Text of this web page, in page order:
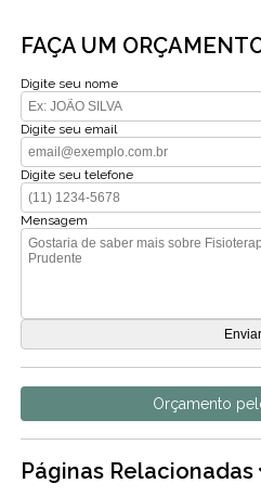
FAÇA UM
Digite seu nome
Digite seu email
Digite seu telefone
Mensagem
Orçamento
Páginas Relacionadas